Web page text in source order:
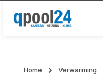
Ga naar de hoofdinhoud
Home Verwarming